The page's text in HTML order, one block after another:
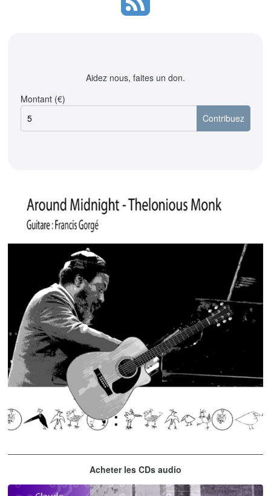
Aidez nous, faites un don.
Montant (€)
Thelonious MonkAcheter les CDs audio